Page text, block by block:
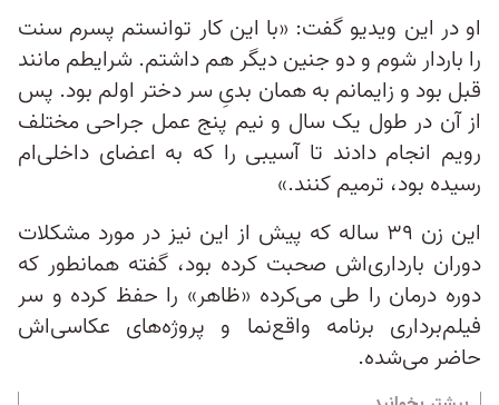
او در این ویدیو گفت: «با این کار توانستم پسرم سنت
را باردار شوم و دو جنین دیگر هم داشتم. شرایطم مانند
قبل بود و زایمانم به همان بدیِ سر دختر اولم بود. پس
از آن در طول یک سال و نیم پنج عمل جراحی مختلف
رویم انجام دادند تا آسیبی را که به اعضای داخلی‌ام
رسیده بود، ترمیم کنند.»
این زن ۳۹ ساله که پیش از این نیز در مورد مشکلات
دوران بارداری‌اش صحبت کرده بود، گفته همانطور که
دوره درمان را طی می‌کرده «ظاهر» را حفظ کرده و سر
فیلم‌برداری برنامه واقع‌نما و پروژه‌های عکاسی‌اش
حاضر می‌شده.